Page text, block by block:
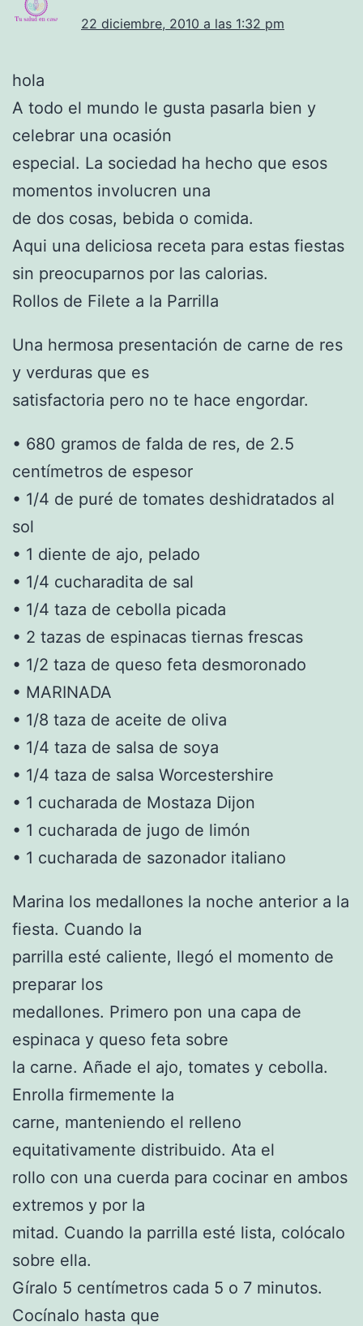
22 diciembre, 2010 a las 1:32 pm
hola
A todo el mundo le gusta pasarla bien y
celebrar una ocasión
especial. La sociedad ha hecho que esos
momentos involucren una
de dos cosas, bebida o comida.
Aqui una deliciosa receta para estas fiestas
sin preocuparnos por las calorias.
Rollos de Filete a la Parrilla
Una hermosa presentación de carne de res
y verduras que es
satisfactoria pero no te hace engordar.
• 680 gramos de falda de res, de 2.5
centímetros de espesor
• 1/4 de puré de tomates deshidratados al
sol
• 1 diente de ajo, pelado
• 1/4 cucharadita de sal
• 1/4 taza de cebolla picada
• 2 tazas de espinacas tiernas frescas
• 1/2 taza de queso feta desmoronado
• MARINADA
• 1/8 taza de aceite de oliva
• 1/4 taza de salsa de soya
• 1/4 taza de salsa Worcestershire
• 1 cucharada de Mostaza Dijon
• 1 cucharada de jugo de limón
• 1 cucharada de sazonador italiano
Marina los medallones la noche anterior a la
fiesta. Cuando la
parrilla esté caliente, llegó el momento de
preparar los
medallones. Primero pon una capa de
espinaca y queso feta sobre
la carne. Añade el ajo, tomates y cebolla.
Enrolla firmemente la
carne, manteniendo el relleno
equitativamente distribuido. Ata el
rollo con una cuerda para cocinar en ambos
extremos y por la
mitad. Cuando la parrilla esté lista, colócalo
sobre ella.
Gíralo 5 centímetros cada 5 o 7 minutos.
Cocínalo hasta que